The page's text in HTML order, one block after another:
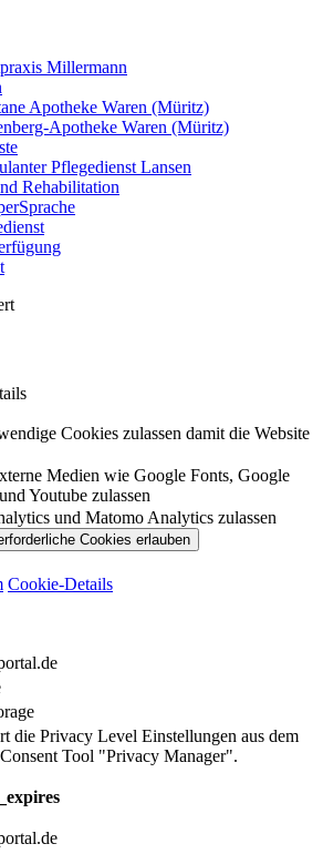
Millermann
Apotheke Waren (Müritz)
Apotheke Waren (Müritz)
Pflegedienst Lansen
Rehabilitation
Cookies zulassen damit die Website
Medien wie Google Fonts, Google
Youtube zulassen
und Matomo Analytics zulassen
Cookie-Details
die Privacy Level Einstellungen aus dem
Tool "Privacy Manager".